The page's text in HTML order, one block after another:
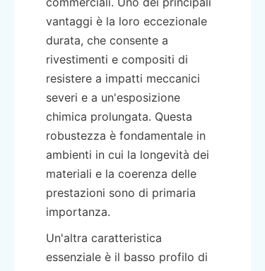
vantaggi è la loro eccezionale
durata, che consente a
rivestimenti e compositi di
resistere a impatti meccanici
severi e a un'esposizione
chimica prolungata. Questa
robustezza è fondamentale in
ambienti in cui la longevità dei
materiali e la coerenza delle
prestazioni sono di primaria
importanza.
Un'altra caratteristica
essenziale è il basso profilo di